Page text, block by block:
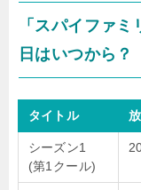
「スパイファ
日はいつから？
タイトル
シーズン1
(第1クール)